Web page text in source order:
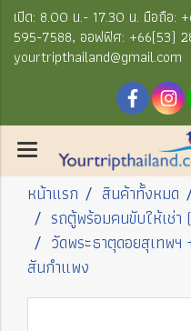
เปิด: 8.00 น.- 17.30 น. มือถือ
595-7588, ออฟฟิศ: +66(53)
yourtripthailand@gmail.com
หน้าแรก สินค้าทั้งหมด
รถตู้พร้อมคนขับให้เช่า
วัดพระธาตุดอยสุเทพฯ
สันกำแพง